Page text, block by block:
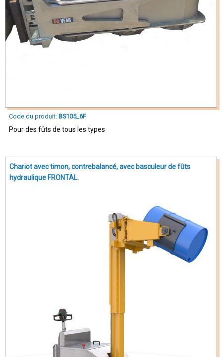
Code du produit: BS105_6F
Pour des fûts de tous les types
Chariot avec timon, contrebalancé, avec basculeur de fûts
hydraulique FRONTAL.